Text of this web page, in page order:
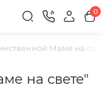
0
Маме на
на свете"